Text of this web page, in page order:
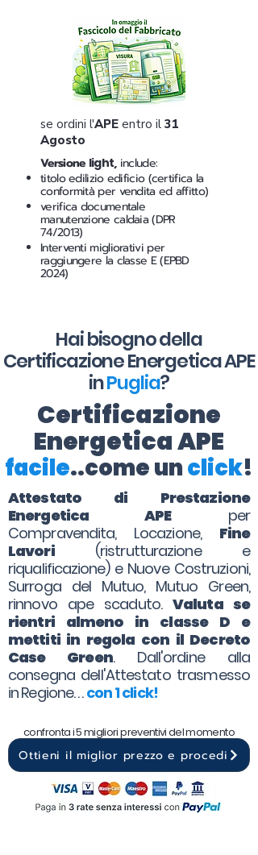
se ordini l'APE entro il 31
Agosto
Versione light,include:
titolo edilizio edificio (certifica la
conformità per vendita ed affitto)
verifica documentale
manutenzione caldaia (DPR
74/2013)
Interventi migliorativi per
raggiungere la classe E (EPBD
2024)
Hai bisogno della
Certificazione Energetica APE
inPuglia?
Certificazione
Energetica APE
facile..come unclick!
Attestato di Prestazione
Energetica APEper
Compravendita, Locazione, Fine
Lavori(ristrutturazione e
riqualificazione) e Nuove Costruzioni,
Surroga del Mutuo, Mutuo Green,
rinnovo ape scaduto.Valuta se
rientri almeno in classe D e
mettiti in regola con il Decreto
Case Green. Dall'ordine alla
consegna dell'Attestato trasmesso
in Regione. . .con 1 click!
confronta i 5 migliori preventivi del momento
Ottieni il miglior prezzo e procedi